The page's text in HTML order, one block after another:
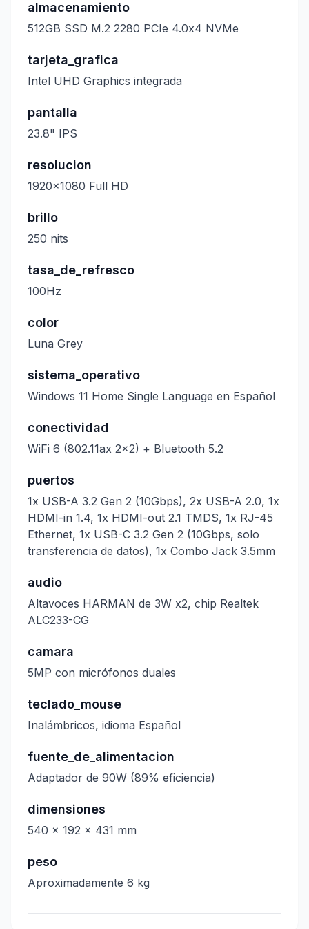
almacenamiento
512GB SSD M.2 2280 PCIe 4.0x4 NVMe
tarjeta_grafica
Intel UHD Graphics integrada
pantalla
23.8" IPS
resolucion
1920x1080 Full HD
brillo
250 nits
tasa_de_refresco
100Hz
color
Luna Grey
sistema_operativo
Windows 11 Home Single Language en Español
conectividad
WiFi 6 (802.11ax 2x2) + Bluetooth 5.2
puertos
1x USB-A 3.2 Gen 2 (10Gbps), 2x USB-A 2.0, 1x
HDMI-in 1.4, 1x HDMI-out 2.1 TMDS, 1x RJ-45
Ethernet, 1x USB-C 3.2 Gen 2 (10Gbps, solo
transferencia de datos), 1x Combo Jack 3.5mm
audio
Altavoces HARMAN de 3W x2, chip Realtek
ALC233-CG
camara
5MP con micrófonos duales
teclado_mouse
Inalámbricos, idioma Español
fuente_de_alimentacion
Adaptador de 90W (89% eficiencia)
dimensiones
540 x 192 x 431 mm
peso
Aproximadamente 6 kg